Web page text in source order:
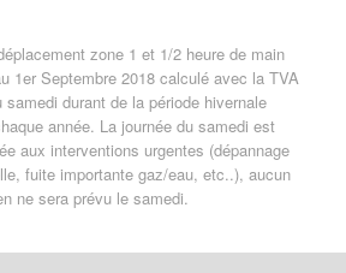
zone 1 et 1/2 heure de main
1er Septembre 2018 calculé avec la TVA
durant de la période hivernale
année. La journée du samedi est
aux interventions urgentes (dépannage
fuite importante gaz/eau, etc..), aucun
ne sera prévu le samedi.